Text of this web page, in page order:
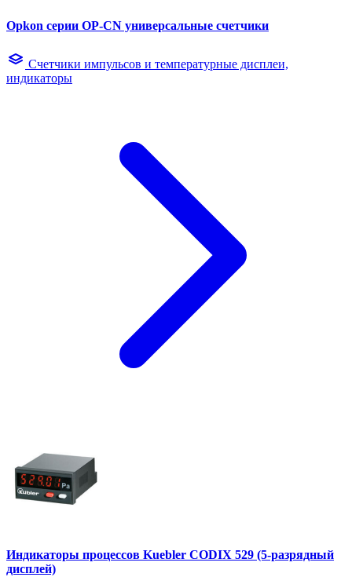
Opkon серии OP-CN универсальные счетчики
Счетчики импульсов и температурные дисплеи,
индикаторы
Индикаторы процессов Kuebler CODIX 529 (5-разрядный
дисплей)